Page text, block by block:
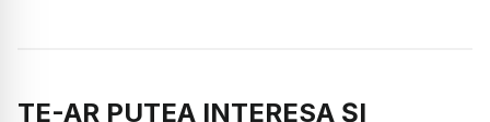
TE-AR PUTEA INTERESA ȘI